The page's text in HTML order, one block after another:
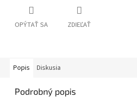
OPÝTAŤ SA ZDIEĽAŤ
Popis Diskusia
Podrobný popis